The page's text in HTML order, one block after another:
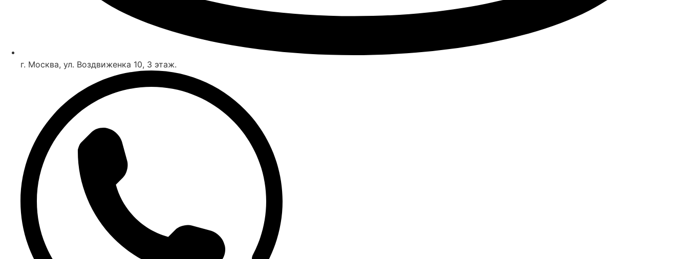
г. Москва, ул. Воздвиженка 10, 3 этаж.